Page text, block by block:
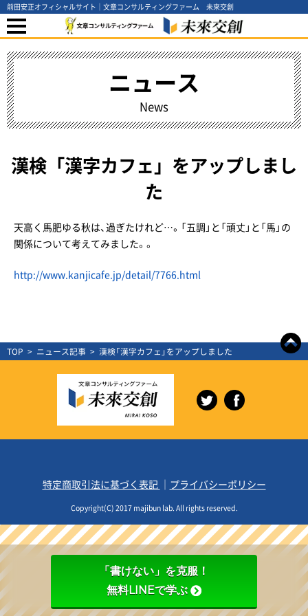
前田安正オフィシャルサイト｜文章コンサルティングファーム 未來交創
ニュース
News
漢検「漢字カフェ」をアップしまし
た
天高く馬肥ゆる秋は、過ぎたけれど…。「五調」と「頑丈」と「馬」の
関係について考えてみました。。
http://www.kanjicafe.jp/detail/7766.html
TOP > ニュース記事 > 漢検「漢字カフェ」をアップしました
特定商取引法に基づく表記 ｜ プライバシーポリシー
Copyright(C) 2017 majibun lab. All rights reserved.
「書けない」を克服！
無料LINEで学ぶ